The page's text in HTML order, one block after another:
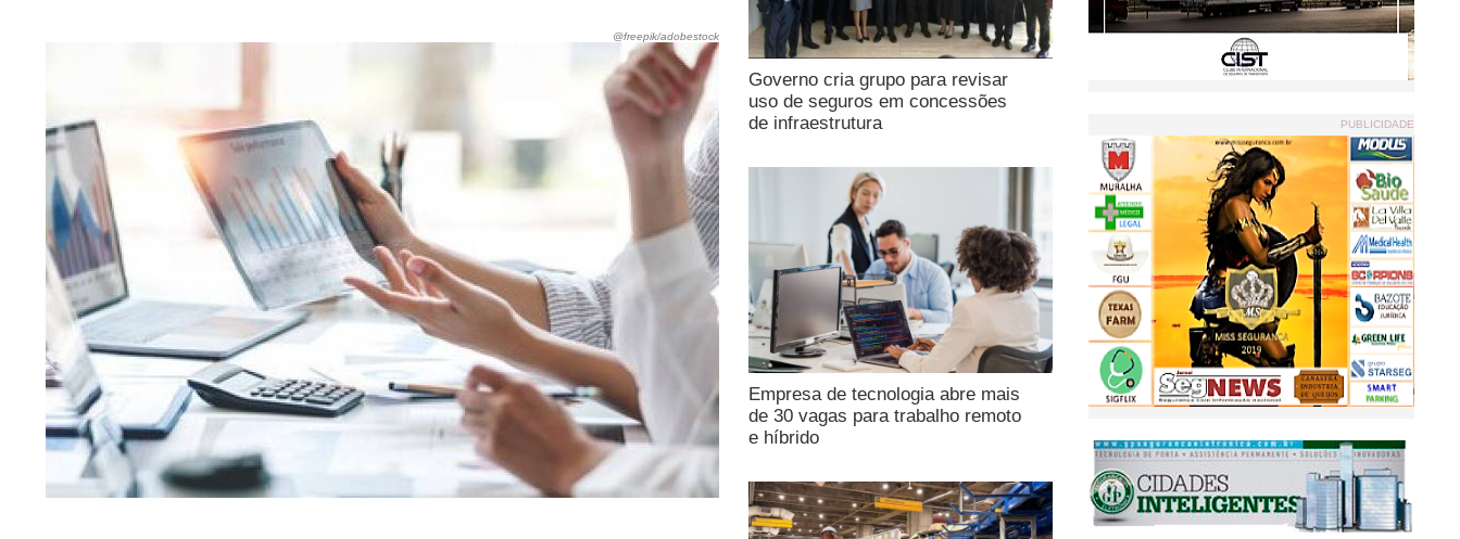
@freepik/adobestock
Governo cria grupo para revisar
uso de seguros em concessões
de infraestrutura
Empresa de tecnologia abre mais
de 30 vagas para trabalho remoto
e híbrido
PUBLICIDADE